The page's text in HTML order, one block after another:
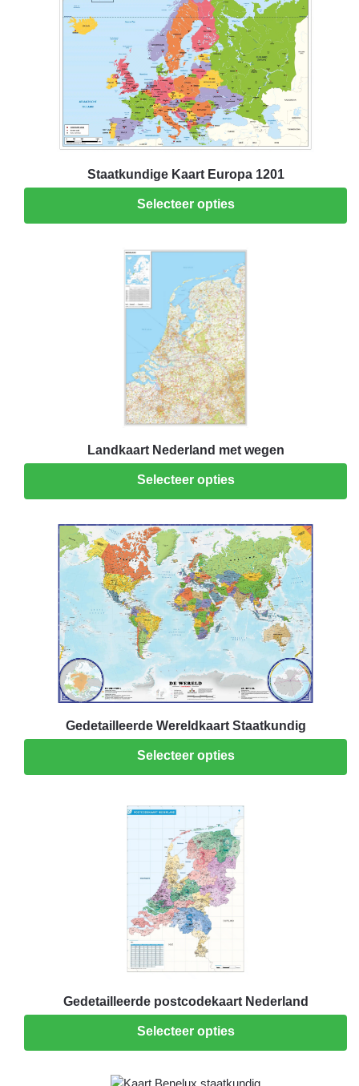
Staatkundige Kaart Europa 1201
Selecteer opties
Landkaart Nederland met wegen
Selecteer opties
Gedetailleerde Wereldkaart Staatkundig
Selecteer opties
Gedetailleerde postcodekaart Nederland
Selecteer opties